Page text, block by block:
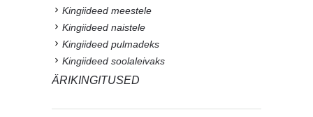
Kingiideed meestele
Kingiideed naistele
Kingiideed pulmadeks
Kingiideed soolaleivaks
ÄRIKINGITUSED